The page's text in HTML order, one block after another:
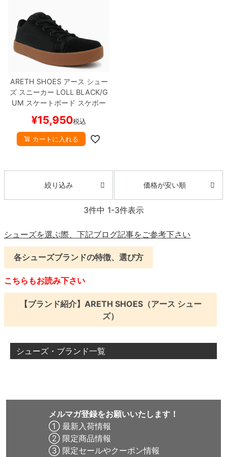
ARETH SHOESアース シュー
ズ スニーカー LOLL BLACK/G
UM スケートボード スケボー
¥15,950税込
カートに入れる
絞り込み 価格が安い順
3件中 1-3件表示
シューズを選ぶ際、下記ブログ記事をご参考下さい
各シューズブランドの特徴、選び方
こちらもお読み下さい
【ブランド紹介】ARETH SHOES（アース シュー
ズ）
シューズ・ブランド一覧
メルマガ登録をお願いいたします！
① 最新入荷情報
② 限定商品情報
③ 限定セールやクーポン情報
8.9inch
9.0inch以上
高性能デッキ
9.0inch以上
110mm
30cm